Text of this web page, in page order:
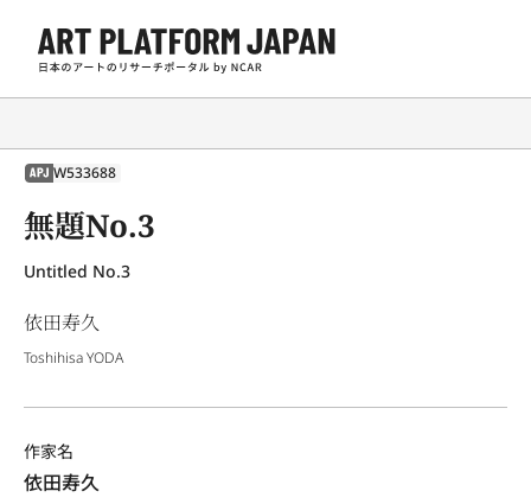
APJ W533688
無題No.3
Untitled No.3
依田寿久
Toshihisa YODA
作家名
依田寿久